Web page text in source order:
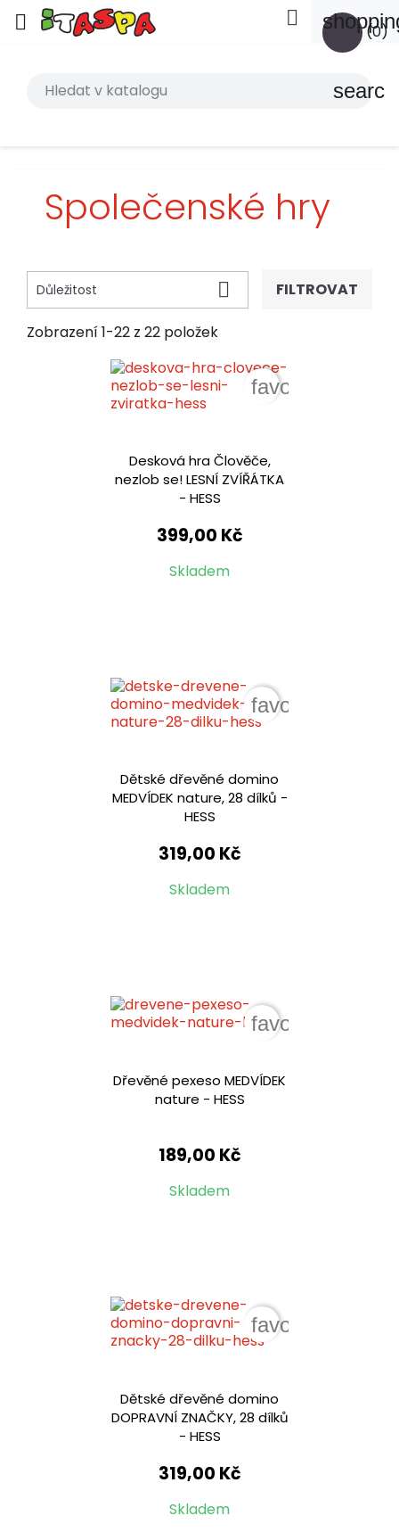
 (0)

search
Společenské hry
Důležitost  FILTROVAT
Zobrazení 1-22 z 22 položek
Desková hra Člověče,
nezlob se! LESNÍ ZVÍŘÁTKA
- HESS
399,00 Kč
Skladem
favorite_border
Dětské dřevěné domino
MEDVÍDEK nature, 28 dílků -
HESS
319,00 Kč
Skladem
favorite_border
Dřevěné pexeso MEDVÍDEK
nature - HESS
189,00 Kč
Skladem
favorite_border
Dětské dřevěné domino
DOPRAVNÍ ZNAČKY, 28 dílků
- HESS
319,00 Kč
Skladem
favorite_border